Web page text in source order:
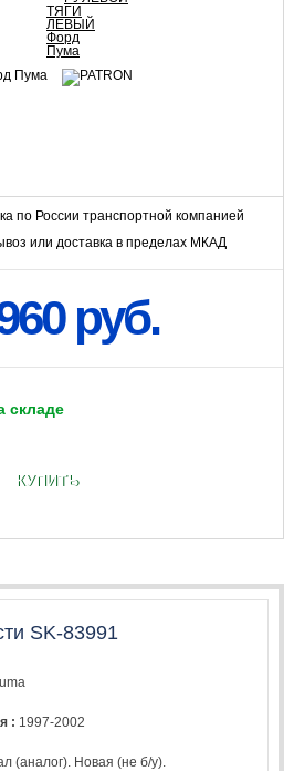
по России транспортной компанией
или доставка в пределах МКАД
руб.
складе
КУПИТЬ
SK-83991
: 1997-2002
(аналог). Новая (не б/у).